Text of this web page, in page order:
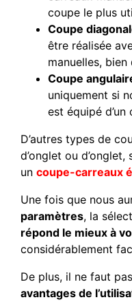
coupe le plus
Coupe
être réalisée
manuelles,
Coupe
uniquement si
est équipé
D’autres types de
d’onglet ou
un coupe-carreaux
Une fois que nous
paramètres, la
répond le mieux à
considérablement
De plus, il ne faut
avantages de